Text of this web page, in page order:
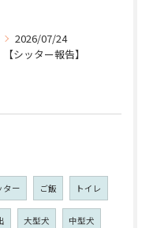
2026/07/24
【シッター報告】
ター ご飯 トイレ
大型犬 中型犬